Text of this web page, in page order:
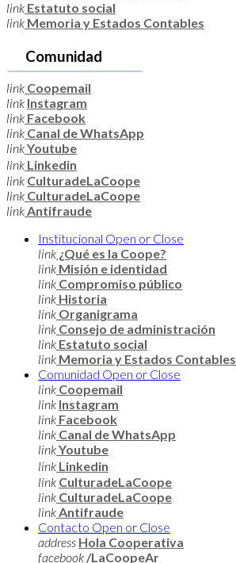
link Estatuto social
link Memoria y Estados Contables
Comunidad
link Coopemail
link Instagram
link Facebook
link Canal de WhatsApp
linkYoutube
link Linkedin
link CulturadeLaCoope
link CulturadeLaCoope
linkAntifraude
Institucional Open or Close
link ¿Qué es la Coope?
link Misión e identidad
link Compromiso público
link Historia
link Organigrama
link Consejo de administración
link Estatuto social
link Memoria y Estados Contables
Comunidad Open or Close
link Coopemail
link Instagram
link Facebook
link Canal de WhatsApp
linkYoutube
link Linkedin
link CulturadeLaCoope
link CulturadeLaCoope
linkAntifraude
Contacto Open or Close
address Hola Cooperativa
facebook /LaCoopeAr